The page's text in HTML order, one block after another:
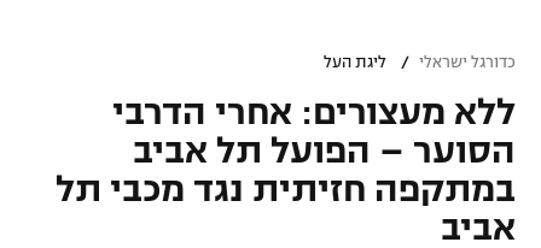
גביע הטוטו
ליגיונרים
ליגת האלופות
ליגה אירופית
ליגה אנגלית
כדורסל ישראלי
ליגת ווינר סל
כדורסל עולמי
כדורגל ישראלי / ליגת העל
ללא מעצורים: אחרי הדרבי
הסוער – הפועל תל אביב
במתקפה חזיתית נגד מכבי תל
אביב